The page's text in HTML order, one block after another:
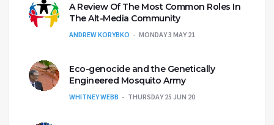
A Review Of The Most Common Roles In
The Alt-Media Community
ANDREW KORYBKO MONDAY 3 MAY 21
Eco-genocide and the Genetically
Engineered Mosquito Army
WHITNEY WEBB THURSDAY 25 JUN 20